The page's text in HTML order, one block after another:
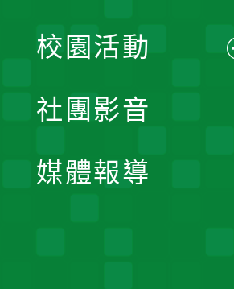
校園活動
社團影音
媒體報導